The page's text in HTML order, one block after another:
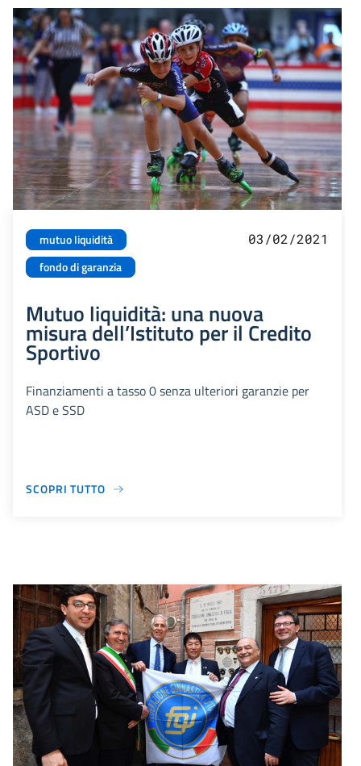
mutuo liquidità
fondo di garanzia
03/02/2021
Mutuo liquidità: una nuova
misura dell’Istituto per il Credito
Sportivo
Finanziamenti a tasso 0 senza ulteriori garanzie per
ASD e SSD
SCOPRI TUTTO